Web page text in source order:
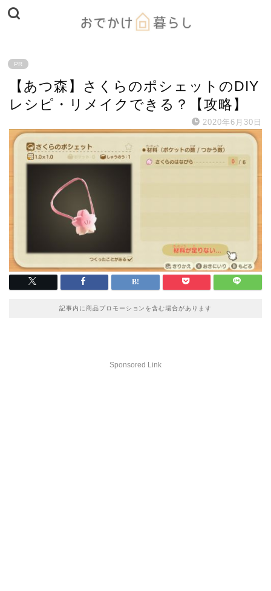
PR
【あつ森】さくらのポシェットのDIY
レシピ・リメイクできる？【攻略】
2020年6月30日
記事内に商品プロモーションを含む場合があります
Sponsored Link